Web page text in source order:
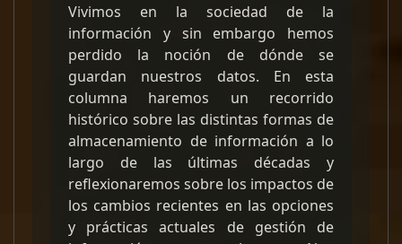
Vivimos en la sociedad de la
información y sin embargo hemos
perdido la noción de dónde se
guardan nuestros datos. En esta
columna haremos un recorrido
histórico sobre las distintas formas de
almacenamiento de información a lo
largo de las últimas décadas y
reflexionaremos sobre los impactos de
los cambios recientes en las opciones
y prácticas actuales de gestión de